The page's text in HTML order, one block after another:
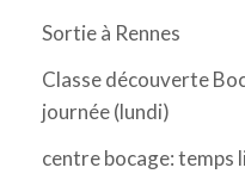
Sortie à Rennes
Classe découverte
journée (lundi)
centre bocage: temps